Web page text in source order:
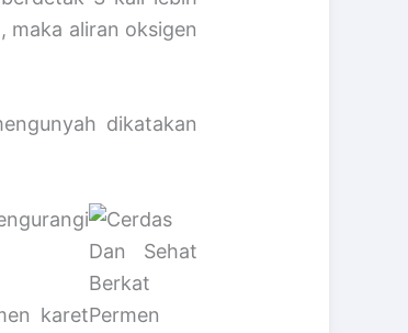
aliran oksigen
dikatakan
karet